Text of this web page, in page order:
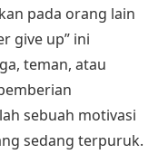
pada orang lain
give up” ini
teman, atau
sebuah motivasi
sedang terpuruk.